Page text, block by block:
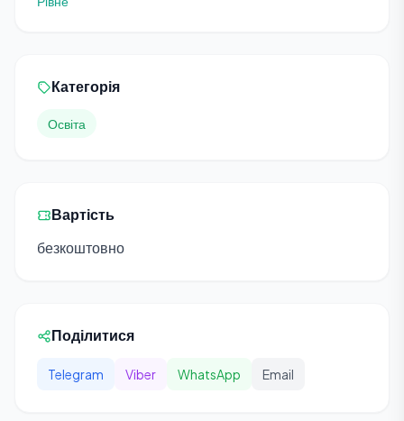
Категорія
Освіта
Вартість
безкоштовно
Поділитися
Telegram Viber WhatsApp Email